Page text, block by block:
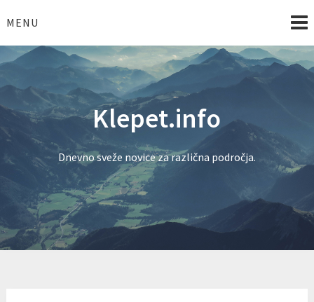
toMENU
Klepet.info
Dnevno sveže novice za različna področja.